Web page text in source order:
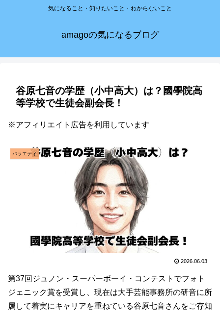
気になること・知りたいこと・わからないこと
amagoの気になるブログ
谷原七音の学歴（小中高大）は？國學院高
等学校で生徒会副会長！
※アフィリエイト広告を利用しています
バラエティ
2026.06.03
第37回ジュノン・スーパーボーイ・コンテストでフォト
ジェニック賞を受賞し、現在は大手芸能事務所の研音に所
属して着実にキャリアを重ねている谷原七音さんをご存知